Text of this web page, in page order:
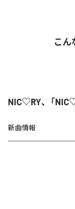
こん
NIC♡RY、「
新曲情報